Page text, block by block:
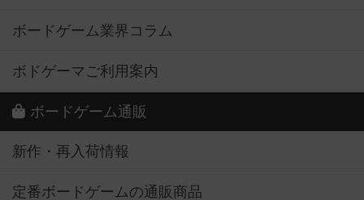
ボードゲーム業界コラム
ボドゲーマご利用案内
ボードゲーム通販
新作・再入荷情報
定番ボードゲームの通販商品